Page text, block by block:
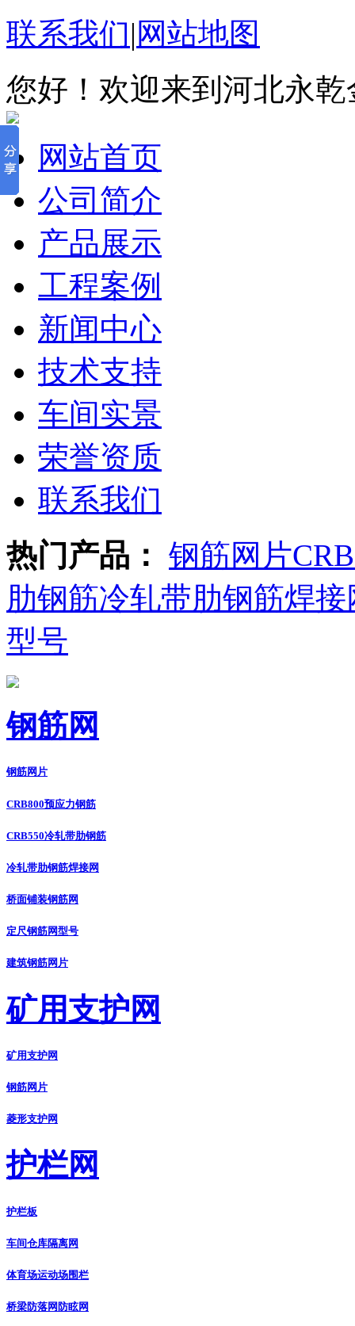
联系我们| 网站地图
您好！欢迎来到河北永
网站首页
公司简介
产品展示
工程案例
新闻中心
技术支持
车间实景
荣誉资质
联系我们
热门产品： 钢筋网片
肋钢筋冷轧带肋钢筋焊接
型号
钢筋网
钢筋网片
CRB800预应力钢筋
CRB550冷轧带肋钢筋
冷轧带肋钢筋焊接网
桥面铺装钢筋网
定尺钢筋网型号
建筑钢筋网片
矿用支护网
矿用支护网
钢筋网片
菱形支护网
护栏网
护栏板
车间仓库隔离网
体育场运动场围栏
桥梁防落网防眩网